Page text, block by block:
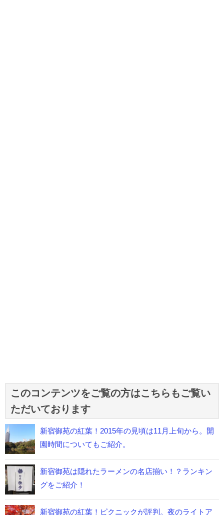
このコンテンツをご覧の方はこちらもご覧い
ただいております
新宿御苑の紅葉！2015年の見頃は11月上旬から。開
園時間についてもご紹介。
新宿御苑は隠れたラーメンの名店揃い！？ランキン
グをご紹介！
新宿御苑の紅葉！ピクニックが評判。夜のライトア